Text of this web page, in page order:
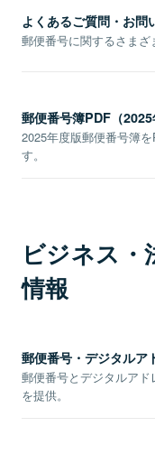
よくあるご質問・お問
郵便番号に関するさまざ
郵便番号簿PDF（2025
2025年度版郵便番号簿
す。
ビジネス・
情報
郵便番号・デジタルア
郵便番号とデジタルア
を提供。